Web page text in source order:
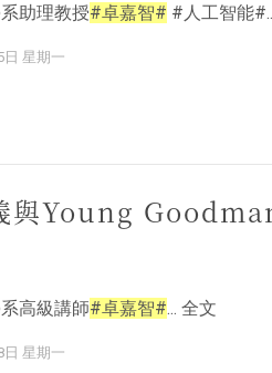
助理教授#卓嘉智# #人工智能
日 星期一
與Young
高級講師#卓嘉智#... 全文
日 星期一